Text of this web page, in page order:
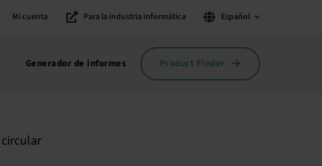
Mi cuenta Para la industria informática Español
Generador de informes Product Finder